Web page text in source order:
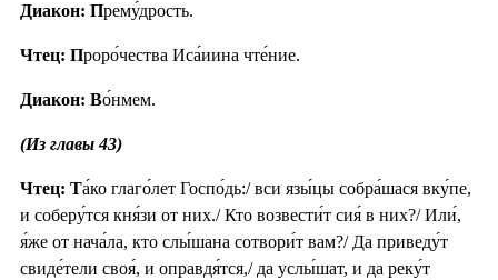
Диакон: Прему́дрость.
Чтец: Проро́чества Иса́иина чте́ние.
Диакон: Во́нмем.
(Из главы 43)
Чтец: Та́ко глаго́лет Госпо́дь:/ вси язы́цы собра́шася вку́пе,
и соберу́тся кня́зи от них./ Кто возвести́т сия́ в них?/ Или́,
я́же от нача́ла, кто слы́шана сотвори́т вам?/ Да приведу́т
свиде́тели своя́, и оправдя́тся,/ да услы́шат, и да реку́т